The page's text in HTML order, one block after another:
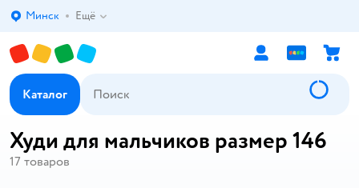
Выбор адреса доставки.
Минск Ещё
Каталог
Худи для мальчиков размер 146
17 товаров